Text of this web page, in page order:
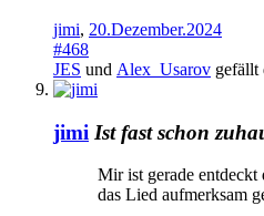
jimi, 20.Dezember.2024
#468
JES und Alex_Usarov gefällt
jimi Ist fast schon
Mir ist gerade
das Lied aufmerksam